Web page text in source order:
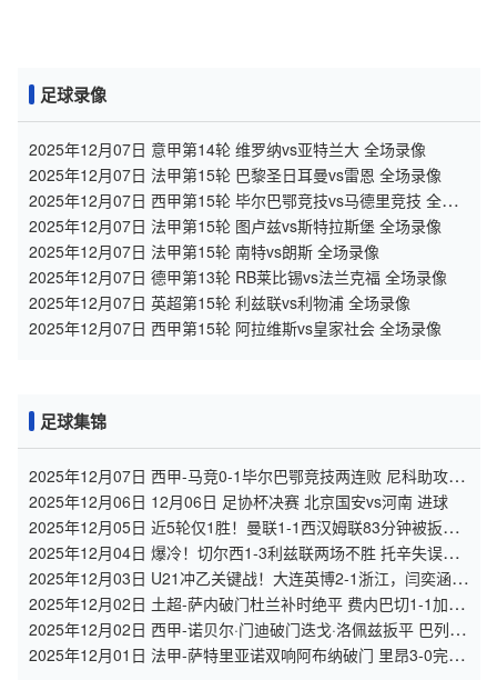
足球录像
2025年12月07日 意甲第14轮 维罗纳vs亚特兰大 全场录像
2025年12月07日 法甲第15轮 巴黎圣日耳曼vs雷恩 全场录像
2025年12月07日 西甲第15轮 毕尔巴鄂竞技vs马德里竞技 全场
录像
2025年12月07日 法甲第15轮 图卢兹vs斯特拉斯堡 全场录像
2025年12月07日 法甲第15轮 南特vs朗斯 全场录像
2025年12月07日 德甲第13轮 RB莱比锡vs法兰克福 全场录像
2025年12月07日 英超第15轮 利兹联vs利物浦 全场录像
2025年12月07日 西甲第15轮 阿拉维斯vs皇家社会 全场录像
足球集锦
2025年12月07日 西甲-马竞0-1毕尔巴鄂竞技两连败 尼科助攻贝
伦格尔破门制胜
2025年12月06日 12月06日 足协杯决赛 北京国安vs河南 进球
2025年12月05日 近5轮仅1胜！曼联1-1西汉姆联83分钟被扳平
达洛特破门库尼亚复出
2025年12月04日 爆冷！切尔西1-3利兹联两场不胜 托辛失误送
礼帕尔默复出
2025年12月03日 U21冲乙关键战！大连英博2-1浙江，闫奕涵任
意球绝杀、王钰栋驰援
2025年12月02日 土超-萨内破门杜兰补时绝平 费内巴切1-1加拉
塔萨雷
2025年12月02日 西甲-诺贝尔·门迪破门迭戈·洛佩兹扳平 巴列卡
诺1-1瓦伦西亚
2025年12月01日 法甲-萨特里亚诺双响阿布纳破门 里昂3-0完胜